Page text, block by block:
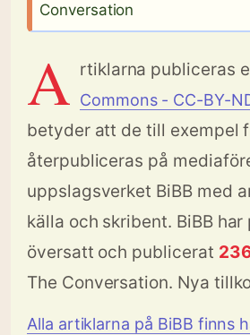
Conversation
A rtiklarna publiceras
Commons - CC-BY-
betyder att de till exempel
återpubliceras på
uppslagsverket BiBB med
källa och skribent. BiBB har
översatt och publicerat
The Conversation. Nya
Alla artiklarna på BiBB finns